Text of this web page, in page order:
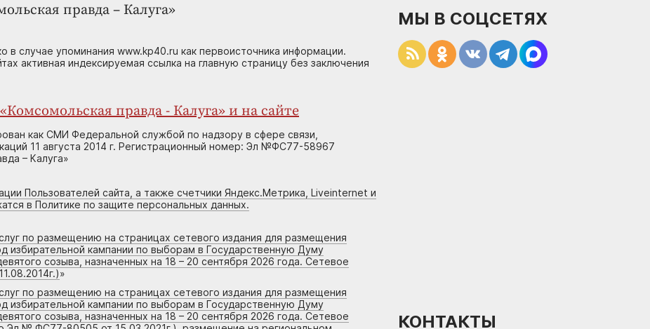
правда – Калуга»
в случае упоминания www.kp40.ru как первоисточника информации.
активная индексируемая ссылка на главную страницу без заключения
правда - Калуга» и на сайте
как СМИ Федеральной службой по надзору в сфере связи,
11 августа 2014 г. Регистрационный номер: Эл №ФС77-58967
– Калуга»
Пользователей сайта, а также счетчики Яндекс.Метрика, Liveinternet и
в Политике по защите персональных данных.
по размещению на страницах сетевого издания для размещения
избирательной кампании по выборам в Государственную Думу
созыва, назначенных на 18 – 20 сентября 2026 года. Сетевое
»
по размещению на страницах сетевого издания для размещения
избирательной кампании по выборам в Государственную Думу
созыва, назначенных на 18 – 20 сентября 2026 года. Сетевое
МЫ В СОЦСЕТЯХ
КОНТАКТЫ